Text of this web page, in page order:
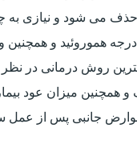
می شود و نیازی به
درجه هموروئید و
روش درمانی در
میزان عود
جانبی پس از عمل